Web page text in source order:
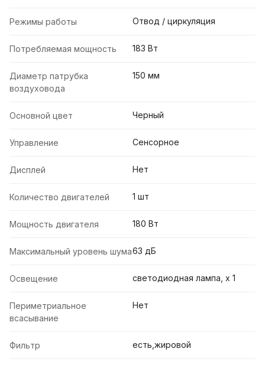
Режимы работы Отвод / циркуляция
Потребляемая мощность 183 Вт
Диаметр патрубка
воздуховода
150 мм
Основной цвет Черный
Управление Сенсорное
Дисплей Нет
Количество двигателей 1 шт
Мощность двигателя 180 Вт
Максимальный уровень шума63 дБ
Освещение светодиодная лампа, х 1
Периметриальное
всасывание
Нет
Фильтр есть,жировой